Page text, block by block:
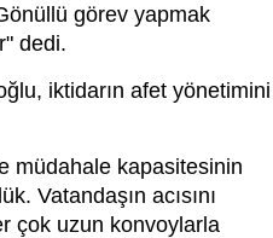
görev yapmak
dedi.
iktidarın afet yönetimini
müdahale kapasitesinin
Vatandaşın acısını
çok uzun konvoylarla